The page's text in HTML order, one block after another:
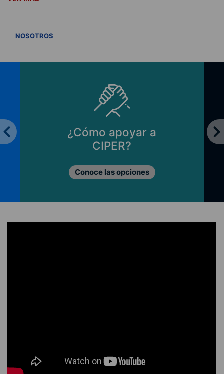
NOSOTROS
¿Cómo apoyar a
CIPER?
Conoce las opciones